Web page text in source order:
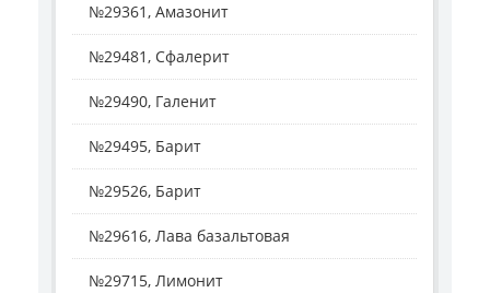
№29361, Амазонит
№29481, Сфалерит
№29490, Галенит
№29495, Барит
№29526, Барит
№29616, Лава базальтовая
№29715, Лимонит